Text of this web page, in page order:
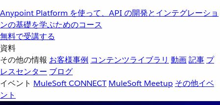
Anypoint Platform を使って、API の開発とインテグレーショ
ンの基礎を学ぶためのコース
無料で受講する
資料
その他の情報 お客様事例 コンテンツライブラリ 動画記事 プ
レスセンター ブログ
イベント MuleSoft CONNECT MuleSoft Meetup その他イベ
ント